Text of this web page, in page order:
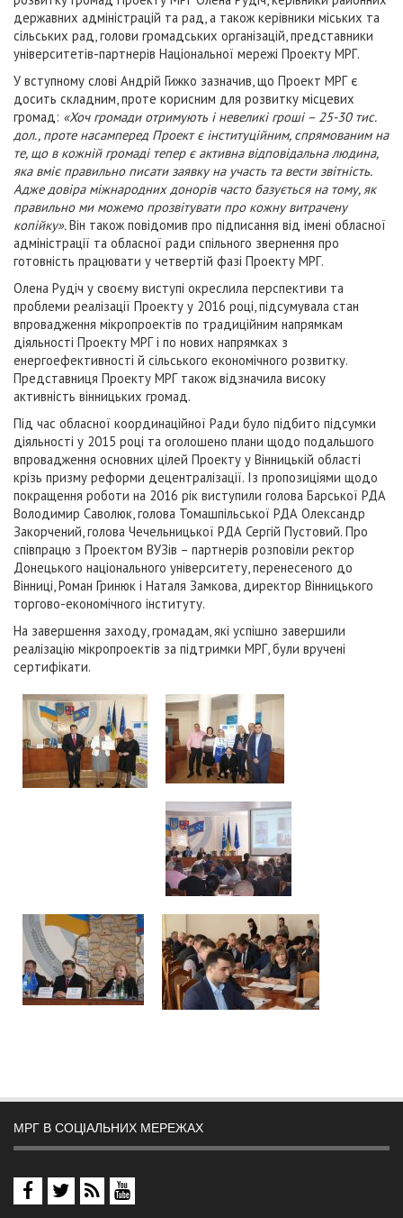
державних адміністрацій та рад, а також керівники міських та
сільських рад, голови громадських організацій, представники
університетів-партнерів Національної мережі Проекту МРГ.
У вступному слові Андрій Гижко зазначив, що Проект МРГ є
досить складним, проте корисним для розвитку місцевих
громад: «Хоч громади отримують і невеликі гроші – 25-30 тис.
дол., проте насамперед Проект є інституційним, спрямованим на
те, що в кожній громаді тепер є активна відповідальна людина,
яка вміє правильно писати заявку на участь та вести звітність.
Адже довіра міжнародних донорів часто базується на тому, як
правильно ми можемо прозвітувати про кожну витрачену
копійку».Він також повідомив про підписання від імені обласної
адміністрації та обласної ради спільного звернення про
готовність працювати у четвертій фазі Проекту МРГ.
Олена Рудіч у своєму виступі окреслила перспективи та
проблеми реалізації Проекту у 2016 році, підсумувала стан
впровадження мікропроектів по традиційним напрямкам
діяльності Проекту МРГ і по нових напрямках з
енергоефективності й сільського економічного розвитку.
Представниця Проекту МРГ також відзначила високу
активність вінницьких громад.
Під час обласної координаційної Ради було підбито підсумки
діяльності у 2015 році та оголошено плани щодо подальшого
впровадження основних цілей Проекту у Вінницькій області
крізь призму реформи децентралізації. Із пропозиціями щодо
покращення роботи на 2016 рік виступили голова Барської РДА
Володимир Саволюк, голова Томашпільської РДА Олександр
Закорчений, голова Чечельницької РДА Сергій Пустовий. Про
співпрацю з Проектом ВУЗів – партнерів розповіли ректор
Донецького національного університету, перенесеного до
Вінниці, Роман Гринюк і Наталя Замкова, директор Вінницького
торгово-економічного інституту.
На завершення заходу, громадам, які успішно завершили
реалізацію мікропроектів за підтримки МРГ, були вручені
сертифікати.
МРГ В СОЦІАЛЬНИХ МЕРЕЖАХ